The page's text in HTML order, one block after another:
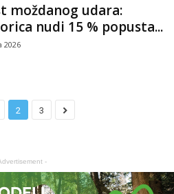
moždanog udara:
nudi 15 % popusta...
2026
2 3
-